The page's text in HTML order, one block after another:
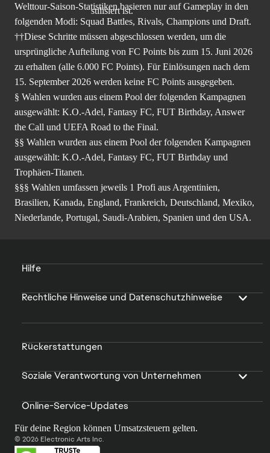
Welttour-Saison-Statistiken basieren nur auf Gameplay in den
folgenden Modi: Squad Battles, Rivals, Champions und Draft.
††Diese Schritte müssen abgeschlossen werden, um die
ursprüngliche Aufteilung von FC Points bis zum 15. Juni 2026
zu erhalten (alle 6.000 FC Points). Für Einlösungen nach dem
15. September 2026 werden keine FC Points ausgegeben.
§ Wahlen wurden aus einem Pool der folgenden Kampagnen
ausgewählt: K.O.-Adel, Fantasy FC, FUT Birthday, Answer
the Call und UEFA Road to the Final.
§§ Wahlen wurden aus einem Pool der folgenden Kampagnen
ausgewählt: K.O.-Adel, Fantasy FC, FUT Birthday und
Trophäen-Titanen.
§§§ Wahlen umfassen jeweils 1 Profi aus Argentinien,
Brasilien, Kanada, England, Frankreich, Deutschland, Mexiko,
Niederlande, Portugal, Saudi-Arabien, Spanien und den USA.
Hilfe
Rechtliche Hinweise und Datenschutzhinweise
Rückerstattungen
Soziale Verantwortung von Unternehmen
Online-Service-Updates
Für deine Region können Umsatzsteuern gelten.
© 2026 Electronic Arts Inc.